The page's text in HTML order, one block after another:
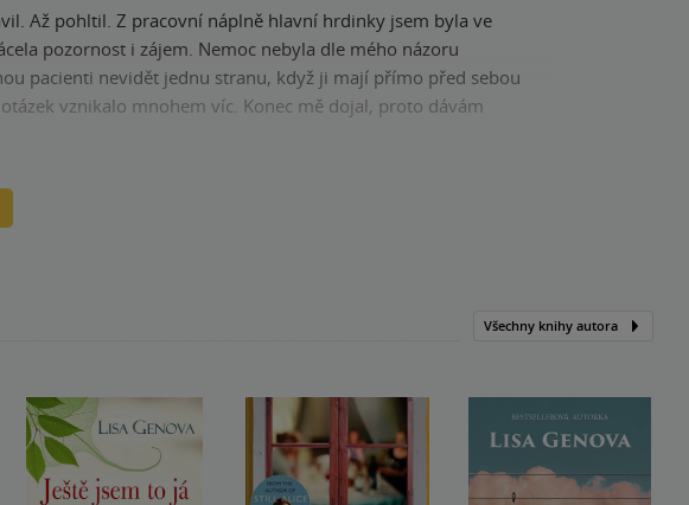
Až pohltil. Z pracovní náplně hlavní hrdinky jsem byla ve
pozornost i zájem. Nemoc nebyla dle mého názoru
pacienti nevidět jednu stranu, když ji mají přímo před sebou
vznikalo mnohem víc. Konec mě dojal, proto dávám
Všechny knihy autora